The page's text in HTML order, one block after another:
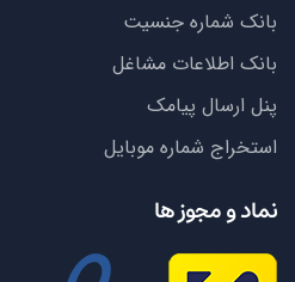
بانک شماره جنسیت
بانک اطلاعات مشاغل
پنل ارسال پیامک
استخراج شماره موبایل
نماد و مجوز ها